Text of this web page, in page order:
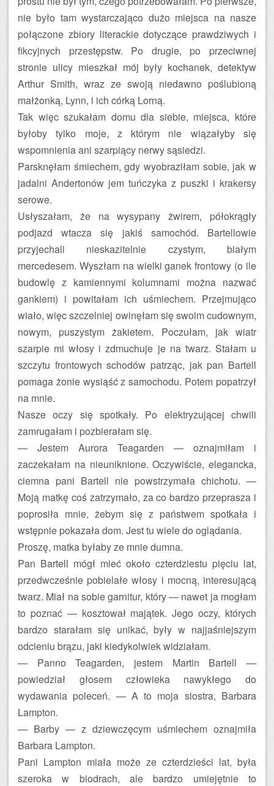
nie było tam wystarczająco dużo miejsca na nasze
połączone zbiory literackie dotyczące prawdziwych i
fikcyjnych przestępstw. Po drugie, po przeciwnej
stronie ulicy mieszkał mój były kochanek, detektyw
Arthur Smith, wraz ze swoją niedawno poślubioną
małżonką, Lynn, i ich córką Lorną.
Tak więc szukałam domu dla siebie, miejsca, które
byłoby tylko moje, z którym nie wiązałyby się
wspomnienia ani szarpiący nerwy sąsiedzi.
Parsknęłam śmiechem, gdy wyobraziłam sobie, jak w
jadalni Andertonów jem tuńczyka z puszki i krakersy
serowe.
Usłyszałam, że na wysypany żwirem, półokrągły
podjazd wtacza się jakiś samochód. Bartellowie
przyjechali nieskazitelnie czystym, białym
mercedesem. Wyszłam na wielki ganek frontowy (o ile
budowlę z kamiennymi kolumnami można nazwać
gankiem) i powitałam ich uśmiechem. Przejmująco
wiało, więc szczelniej owinęłam się swoim cudownym,
nowym, puszystym żakietem. Poczułam, jak wiatr
szarpie mi włosy i zdmuchuje je na twarz. Stałam u
szczytu frontowych schodów patrząc, jak pan Bartell
pomaga żonie wysiąść z samochodu. Potem popatrzył
na mnie.
Nasze oczy się spotkały. Po elektryzującej chwili
zamrugałam i pozbierałam się.
— Jestem Aurora Teagarden — oznajmiłam i
zaczekałam na nieuniknione. Oczywiście, elegancka,
ciemna pani Bartell nie powstrzymała chichotu. —
Moją matkę coś zatrzymało, za co bardzo przeprasza i
poprosiła mnie, żebym się z państwem spotkała i
wstępnie pokazała dom. Jest tu wiele do oglądania.
Proszę, matka byłaby ze mnie dumna.
Pan Bartell mógł mieć około czterdziestu pięciu lat,
przedwcześnie pobielałe włosy i mocną, interesującą
twarz. Miał na sobie garnitur, który — nawet ja mogłam
to poznać — kosztował majątek. Jego oczy, których
bardzo starałam się unikać, były w najjaśniejszym
odcieniu brązu, jaki kiedykolwiek widziałam.
— Panno Teagarden, jestem Martin Bartell —
powiedział głosem człowieka nawykłego do
wydawania poleceń. — A to moja siostra, Barbara
Lampton.
— Barby — z dziewczęcym uśmiechem oznajmiła
Barbara Lampton.
Pani Lampton miała może ze czterdzieści lat, była
szeroka w biodrach, ale bardzo umiejętnie to